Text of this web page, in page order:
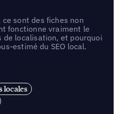
sont des fiches non
fonctionne vraiment le
de localisation, et pourquoi
estimé du SEO local.
locales